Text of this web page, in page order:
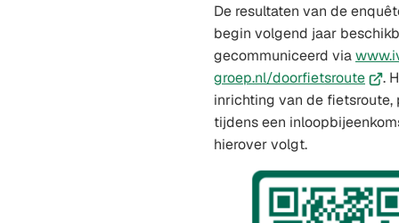
De resultaten van de
begin volgend jaar
gecommuniceerd via
groep.nl/doorfietsroute
naar
een
.
inrichting van de
tijdens een
hierover volgt.